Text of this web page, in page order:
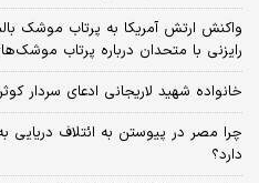
واکنش ارتش آمریکا به پرتاب موشک
رایزنی با متحدان درباره پرتاب
خانواده شهید لاریجانی ادعای سردار
چرا مصر در پیوستن به ائتلاف دریایی به
دارد؟